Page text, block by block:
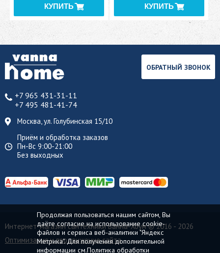
+7 965 431-31-11
+7 495 481-41-74
Москва, ул. Голубинская 15/10
Приём и обработка заказов
Пн-Вс 9:00-21:00
Без выходных
ОБРАТНЫЙ ЗВОНОК
Интернет-магазин сантехники Ванна-Хоум© 2016 - 2026
Оптимизация и продвижение сайта
Продолжая пользоваться нашим сайтом, Вы
даёте согласие на использование cookie-
файлов и сервиса веб-аналитики "Яндекс
Метрика". Для получения дополнительной
информации см.Политика обработки